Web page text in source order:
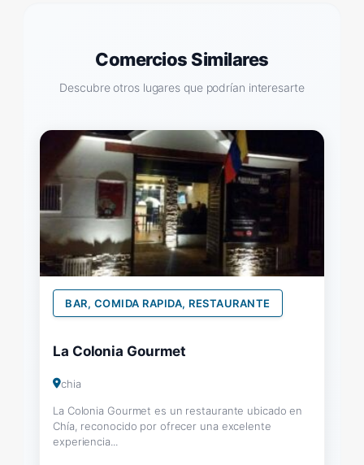
Comercios Similares
Descubre otros lugares que podrían interesarte
BAR, COMIDA RAPIDA, RESTAURANTE
La Colonia Gourmet
chia
La Colonia Gourmet es un restaurante ubicado en
Chía, reconocido por ofrecer una excelente
experiencia...